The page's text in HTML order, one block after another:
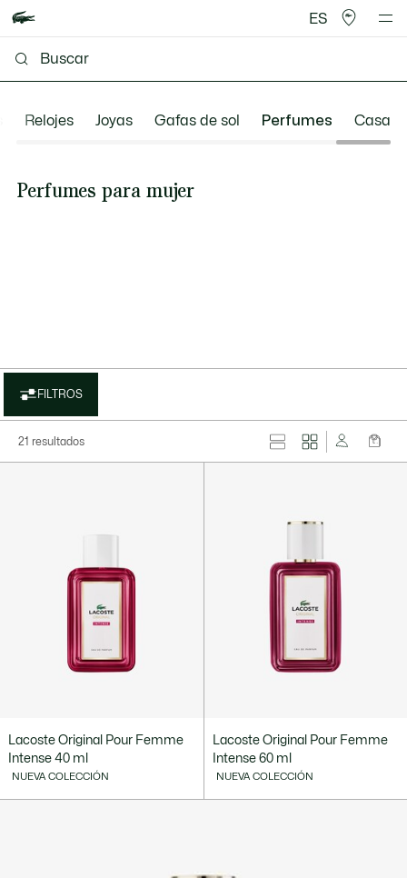
ES
Relojes Joyas Gafas de sol Perfumes Casa
Perfumes para mujer
FILTROS
21 resultados
Lacoste Original Pour Femme
Intense 40 ml
NUEVA COLECCIÓN
Lacoste Original Pour Femme
Intense 60 ml
NUEVA COLECCIÓN